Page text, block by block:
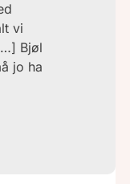
vi
Bjøl
jo ha